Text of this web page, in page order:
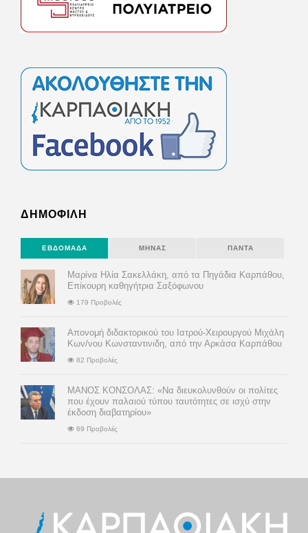
ΔΗΜΟΦΙΛΗ
ΕΒΔΟΜΆΔΑ ΜΉΝΑΣ ΠΆΝΤΑ
Μαρίνα Ηλία Σακελλάκη, από τα Πηγάδια Καρπάθου,
Επίκουρη καθηγήτρια Σαξόφωνου
179 Προβολές
Απονομή διδακτορικού του Ιατρού-Χειρουργού Μιχάλη
Κων/νου Κωνσταντινιδη, από την Αρκάσα Καρπάθου
82 Προβολές
ΜΑΝΟΣ ΚΟΝΣΟΛΑΣ: «Να διευκολυνθούν οι πολίτες
που έχουν παλαιού τύπου ταυτότητες σε ισχύ στην
έκδοση διαβατηρίου»
69 Προβολές